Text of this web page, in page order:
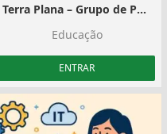
Terra Plana – Grupo de Pesquisas
Educação
ENTRAR